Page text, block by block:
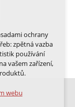
ochrany
zpětná vazba
používání
vašem zařízení,
webu